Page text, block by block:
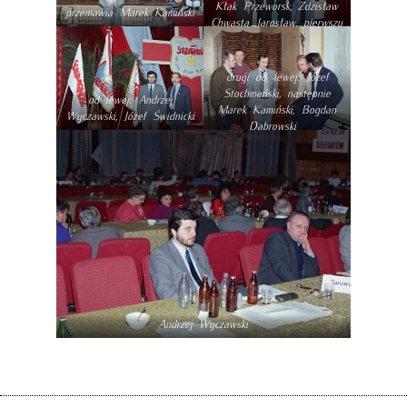
przemawia Marek Kamiński
Kłak Przeworsk, Zdzisław
Chwasta Jarosław, pierwszy
od prawej Bogdan
Dąbrowski
od lewej: Andrzej
Wyczawski, Józef Świdnicki
drugi od lewej: Józef
Stochmański, następnie
Marek Kamiński, Bogdan
Dąbrowski
Andrzej Wyczawski